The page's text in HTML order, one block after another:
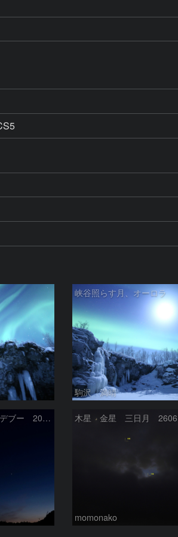
峡谷照らす月、オーロラ
駒沢 満晴
月と惑星のランデブー 2026/06/19
momonako